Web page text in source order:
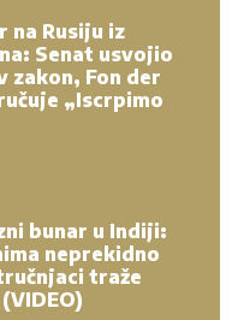
na Rusiju iz
Senat usvojio
zakon, Fon der
„Iscrpimo
bunar u Indiji:
neprekidno
traže